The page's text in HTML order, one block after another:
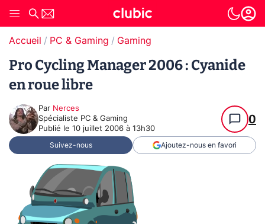
Accueil PC & Gaming Gaming
Pro Cycling Manager 2006 : Cyanide
en roue libre
Par Nerces
Spécialiste PC & Gaming
Publié le 10 juillet 2006 à 13h30
0
Suivez-nous Ajoutez-nous en favori